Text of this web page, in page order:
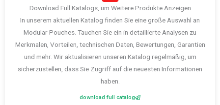
Download Full Katalogs, um Weitere Produkte Anzeigen
In unserem aktuellen Katalog finden Sie eine große Auswahl an
Modular Pouches. Tauchen Sie ein in detaillierte Analysen zu
Merkmalen, Vorteilen, technischen Daten, Bewertungen, Garantien
und mehr. Wir aktualisieren unseren Katalog regelmäßig, um
sicherzustellen, dass Sie Zugriff auf die neuesten Informationen
haben.
download full catalog